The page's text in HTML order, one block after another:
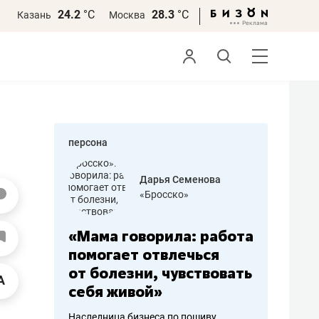
Казань 24.2 °С Москва 28.3 °С
персона
Дарья Семенова
«Бросско»
«Мама говорила: работа
помогает отвлечься
от болезни, чувствовать
себя живой»